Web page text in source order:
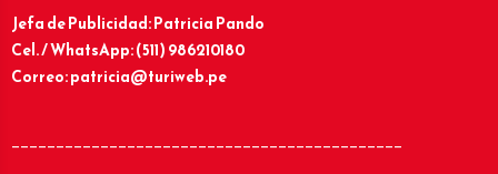
Jefa de Publicidad: Patricia Pando
Cel. / WhatsApp: (511) 986210180
Correo: patricia@turiweb.pe
____________________________________________